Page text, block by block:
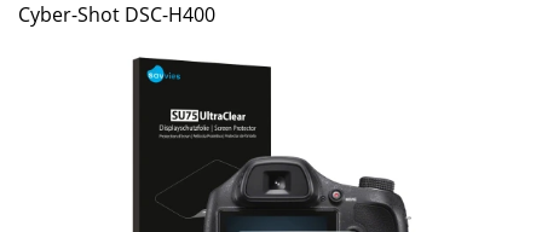
Cyber-Shot DSC-H400